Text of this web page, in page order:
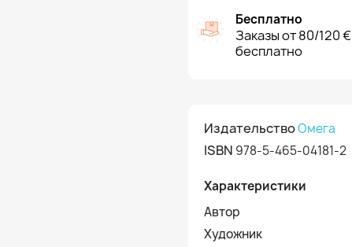
Бесплатно
Заказы от 80/120
бесплатно
ИздательствоОмега
ISBN 978-5-465-04181-2
Характеристики
Автор
Художник